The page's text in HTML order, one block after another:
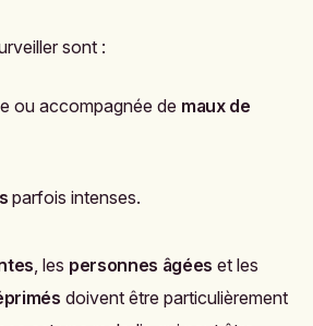
sont :
ou accompagnée de maux de
parfois intenses.
, les personnes âgées et les
doivent être particulièrement